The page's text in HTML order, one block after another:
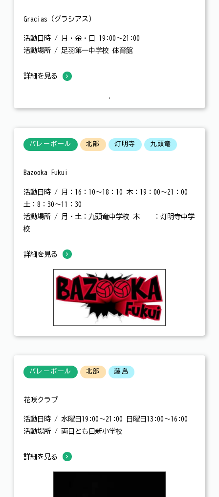
Gracias（グラシアス）
活動日時 / 月・金・日 19:00〜21:00
活動場所 / 足羽第一中学校 体育館
詳細を見る
バレーボール 北部 灯明寺 九頭竜
Bazooka Fukui
活動日時 / 月：16：10～18：10 木：19：00～21：00
土：8：30～11：30
活動場所 / 月・土：九頭竜中学校 木 ：灯明寺中学
校
詳細を見る
バレーボール 北部 藤島
花咲クラブ
活動日時 / 水曜日19:00～21:00 日曜日13:00～16:00
活動場所 / 両日とも日新小学校
詳細を見る